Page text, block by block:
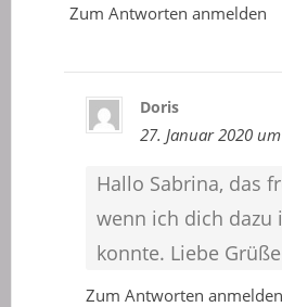
Zum Antworten anmelden
Doris
27. Januar 2020
Hallo Sabrina, das
wenn ich dich dazu
konnte. Liebe
Zum Antworten anmelden